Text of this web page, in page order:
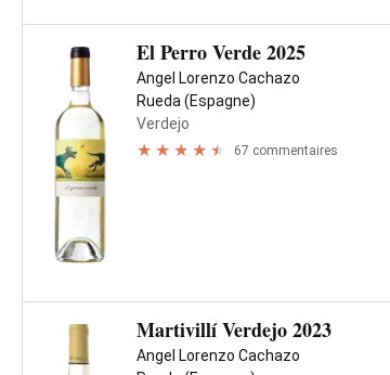
El Perro Verde 2025
Angel Lorenzo Cachazo
Rueda (Espagne)
Verdejo
67 commentaires
Martivillí Verdejo 2023
Angel Lorenzo Cachazo